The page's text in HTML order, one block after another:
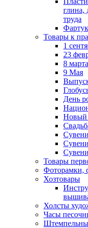
глина,
труда
Товары к
1
23
8 марта
9 Мая
День
Новый
Товары
Фоторамки,
Хозтовары
Холсты
Часы